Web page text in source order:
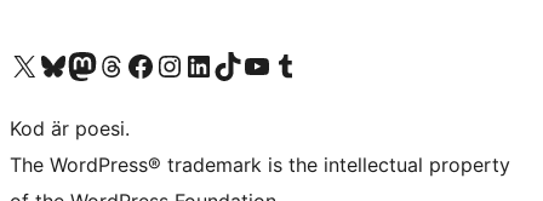
Besök vår X-konto (f.d. Twitter)
Besök vårt Bluesky-konto
Besök vårt Mastodon-konto
Besök vårt Thread-konto
Besök vår Facebook-sidaBesök vårt Instagram-konto
Besök vårt LinkedIn-konto
Besök vårt TikTok-konto
Besök vår YouTube-kanalBesök vårt Tumblr-konto
Kod är poesi.
The WordPress® trademark is the intellectual property